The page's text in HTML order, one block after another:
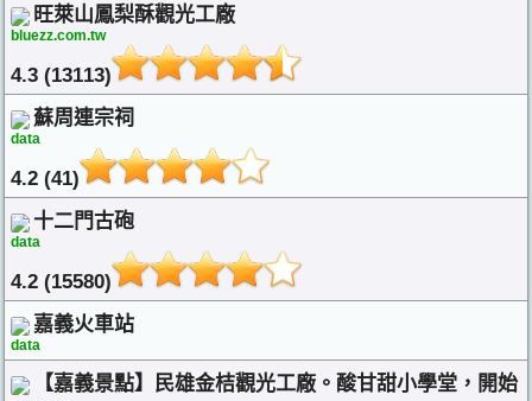
旺萊山鳳梨酥觀光工廠
bluezz.com.tw
4.3 (13113)
蘇周連宗祠
data
4.2 (41)
十二門古砲
data
4.2 (15580)
嘉義火車站
data
【嘉義景點】民雄金桔觀光工廠。酸甘甜小學堂，開始